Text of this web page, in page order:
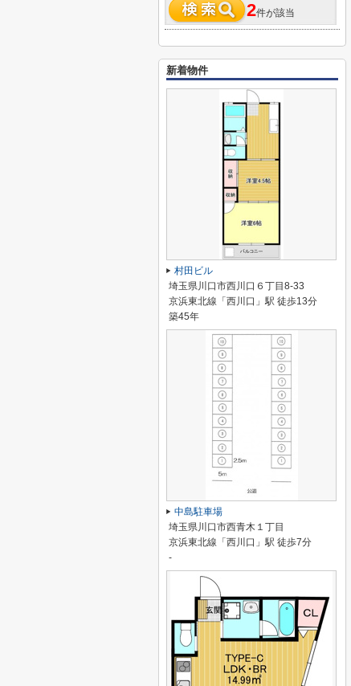
2件が該当
新着物件
村田ビル
埼玉県川口市西川口６丁目8-33
京浜東北線「西川口」駅 徒歩13分
築45年
中島駐車場
埼玉県川口市西青木１丁目
京浜東北線「西川口」駅 徒歩7分
-